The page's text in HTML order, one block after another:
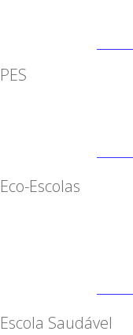
PES
Eco-Escolas
Escola Saudável